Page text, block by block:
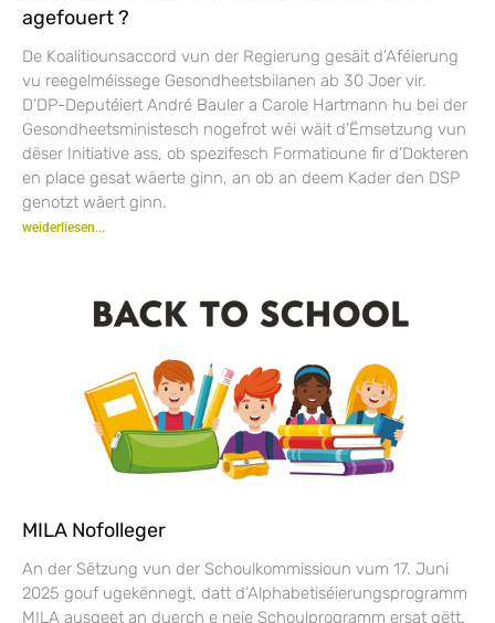
agefouert ?
De Koalitiounsaccord vun der Regierung gesäit d’Aféierung
vu reegelméissege Gesondheetsbilanen ab 30 Joer vir.
D’DP-Deputéiert André Bauler a Carole Hartmann hu bei der
Gesondheetsministesch nogefrot wéi wäit d’Ëmsetzung vun
dëser Initiative ass, ob spezifesch Formatioune fir d’Dokteren
en place gesat wäerte ginn, an ob an deem Kader den DSP
genotzt wäert ginn.
weiderliesen...
MILA Nofolleger
An der Sëtzung vun der Schoulkommissioun vum 17. Juni
2025 gouf ugekënnegt, datt d’Alphabetiséierungsprogramm
MILA ausgeet an duerch e neie Schoulprogramm ersat gëtt.